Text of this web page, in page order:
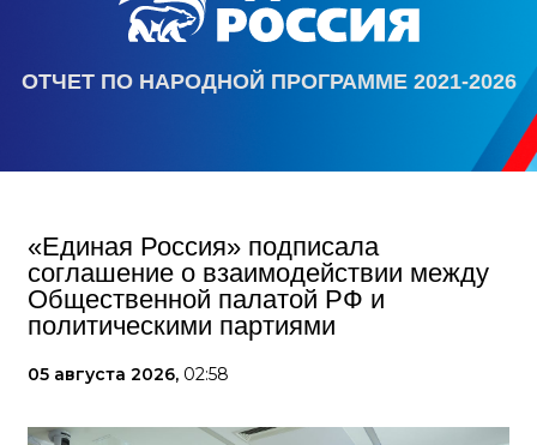
ОТЧЕТ ПО НАРОДНОЙ ПРОГРАММЕ 2021-2026
«Единая Россия» подписала
соглашение о взаимодействии между
Общественной палатой РФ и
политическими партиями
05 августа 2026, 02:58